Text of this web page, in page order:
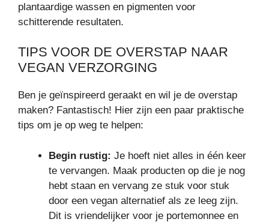
plantaardige wassen en pigmenten voor
schitterende resultaten.
TIPS VOOR DE OVERSTAP NAAR
VEGAN VERZORGING
Ben je geïnspireerd geraakt en wil je de overstap
maken? Fantastisch! Hier zijn een paar praktische
tips om je op weg te helpen:
Begin rustig: Je hoeft niet alles in één keer
te vervangen. Maak producten op die je nog
hebt staan en vervang ze stuk voor stuk
door een vegan alternatief als ze leeg zijn.
Dit is vriendelijker voor je portemonnee en